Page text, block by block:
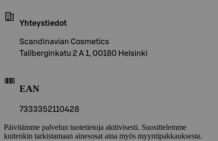
Yhteystiedot
Scandinavian Cosmetics
Tallberginkatu 2 A 1, 00180 Helsinki
EAN
7333352110428
Päivitämme palvelun tuotetietoja aktiivisesti. Suosittelemme
kuitenkin tarkistamaan ainesosat aina myös myyntipakkauksesta.